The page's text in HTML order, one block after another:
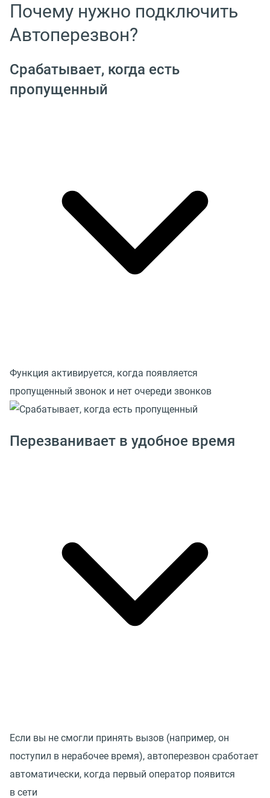
Почему нужно подключить
Автоперезвон?
Срабатывает, когда есть
пропущенный
Функция активируется, когда появляется
пропущенный звонок и нет очереди звонков
Перезванивает в удобное время
Если вы не смогли принять вызов (например, он
поступил в нерабочее время), автоперезвон сработает
автоматически, когда первый оператор появится
в сети